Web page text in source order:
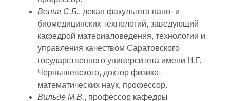
Вениг С.Б., декан факультета нано- и
биомедицинских технологий, заведующий
кафедрой материаловедения, технологии и
управления качеством Саратовского
государственного университета имени Н.Г.
Чернышевского, доктор физико-
математических наук, профессор.
Вильде М.В., профессор кафедры